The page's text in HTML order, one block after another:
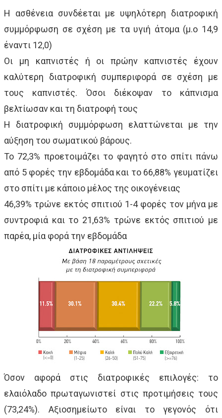
Η ασθένεια συνδέεται με υψηλότερη διατροφική
συμμόρφωση σε σχέση με τα υγιή άτομα (μ.ο 14,9
έναντι 12,0)
Οι μη καπνιστές ή οι πρώην καπνιστές έχουν
καλύτερη διατροφική συμπεριφορά σε σχέση με
τους καπνιστές. Όσοι διέκοψαν το κάπνισμα
βελτίωσαν και τη διατροφή τους
Η διατροφική συμμόρφωση ελαττώνεται με την
αύξηση του σωματικού βάρους.
Το 72,3% προετοιμάζει το φαγητό στο σπίτι πάνω
από 5 φορές την εβδομάδα και το 66,88% γευματίζει
στο σπίτι με κάποιο μέλος της οικογένειας
46,39% τρώνε εκτός σπιτιού 1-4 φορές τον μήνα με
συντροφιά και το 21,63% τρώνε εκτός σπιτιού με
παρέα, μία φορά την εβδομάδα
Όσον αφορά στις διατροφικές επιλογές: το
ελαιόλαδο πρωταγωνιστεί στις προτιμήσεις τους
(73,24%). Αξιοσημείωτο είναι το γεγονός ότι